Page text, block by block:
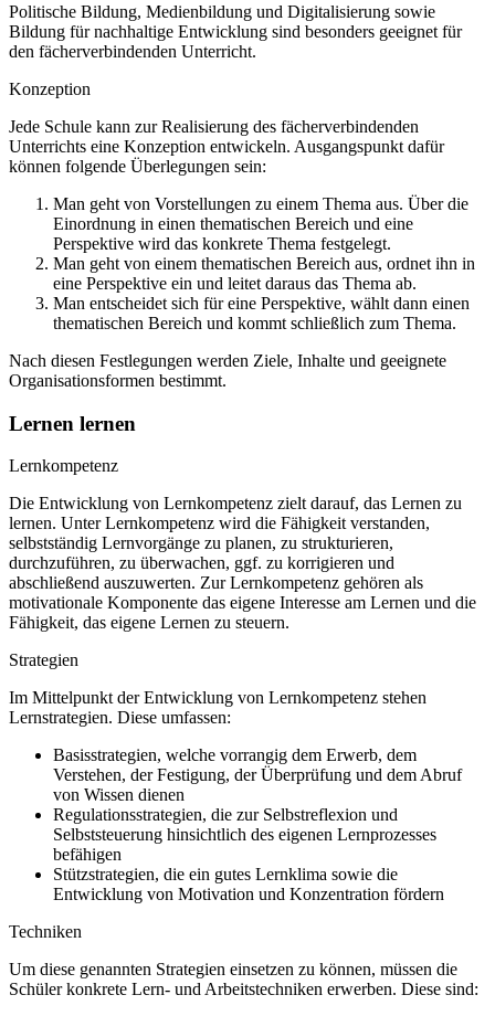
Politische Bildung, Medienbildung und Digitalisierung sowie
Bildung für nachhaltige Entwicklung sind besonders geeignet für
den fächerverbindenden Unterricht.
Konzeption
Jede Schule kann zur Realisierung des fächerverbindenden
Unterrichts eine Konzeption entwickeln. Ausgangspunkt dafür
können folgende Überlegungen sein:
Man geht von Vorstellungen zu einem Thema aus. Über die
Einordnung in einen thematischen Bereich und eine
Perspektive wird das konkrete Thema festgelegt.
Man geht von einem thematischen Bereich aus, ordnet ihn in
eine Perspektive ein und leitet daraus das Thema ab.
Man entscheidet sich für eine Perspektive, wählt dann einen
thematischen Bereich und kommt schließlich zum Thema.
Nach diesen Festlegungen werden Ziele, Inhalte und geeignete
Organisationsformen bestimmt.
Lernen lernen
Lernkompetenz
Die Entwicklung von Lernkompetenz zielt darauf, das Lernen zu
lernen. Unter Lernkompetenz wird die Fähigkeit verstanden,
selbstständig Lernvorgänge zu planen, zu strukturieren,
durchzuführen, zu überwachen, ggf. zu korrigieren und
abschließend auszuwerten. Zur Lernkompetenz gehören als
motivationale Komponente das eigene Interesse am Lernen und die
Fähigkeit, das eigene Lernen zu steuern.
Strategien
Im Mittelpunkt der Entwicklung von Lernkompetenz stehen
Lernstrategien. Diese umfassen:
Basisstrategien, welche vorrangig dem Erwerb, dem
Verstehen, der Festigung, der Überprüfung und dem Abruf
von Wissen dienen
Regulationsstrategien, die zur Selbstreflexion und
Selbststeuerung hinsichtlich des eigenen Lernprozesses
befähigen
Stützstrategien, die ein gutes Lernklima sowie die
Entwicklung von Motivation und Konzentration fördern
Techniken
Um diese genannten Strategien einsetzen zu können, müssen die
Schüler konkrete Lern- und Arbeitstechniken erwerben. Diese sind: